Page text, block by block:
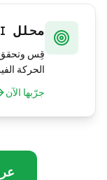
محلل DPI الماوس
الحركة
جرّبها الآن